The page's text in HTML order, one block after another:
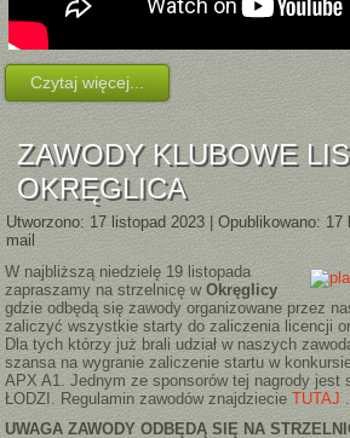
Czytaj więcej...
ZAWODY KLUBOWE
OKRĘGLICA
Utworzono: 17 listopad 2023 |Opublikowano: 17
mail
W najbliższą niedzielę 19 listopada
zapraszamy na strzelnicę wOkręglicy
gdzie odbędą się zawody organizowane przez
zaliczyć wszystkie starty do zaliczenia licencji
Dla tych którzy już brali udział w naszych
szansa na wygranie zaliczenie startu w
APX A1. Jednym ze sponsorów tej nagrody jest
ŁODZI. Regulamin zawodów znajdziecieTUTAJ .
UWAGA ZAWODY ODBĘDĄ SIĘ NA